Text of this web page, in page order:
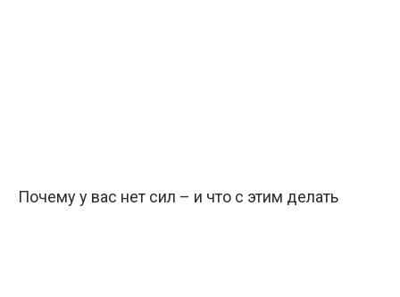
Почему у вас нет сил – и что с этим делать